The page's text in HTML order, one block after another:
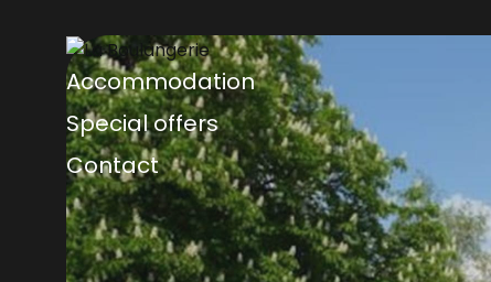
Accommodation
Special offers
Contact